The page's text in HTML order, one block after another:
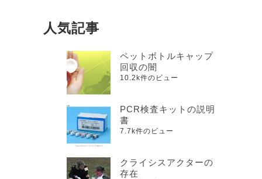
人気記事
ペットボトルキャップ
回収の闇
10.2k件のビュー
PCR検査キットの説明
書
7.7k件のビュー
クライシスアクターの
存在